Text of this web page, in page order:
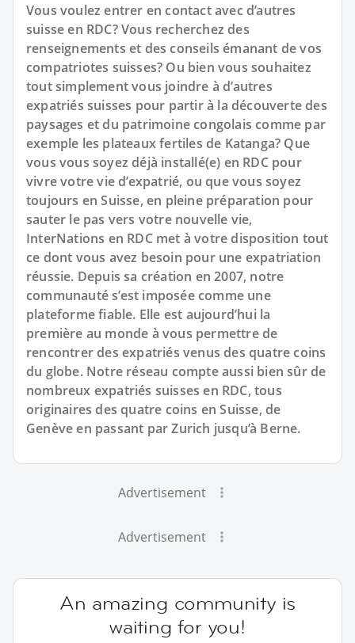
Vous voulez entrer en contact avec d’autres
suisse en RDC? Vous recherchez des
renseignements et des conseils émanant de vos
compatriotes suisses? Ou bien vous souhaitez
tout simplement vous joindre à d’autres
expatriés suisses pour partir à la découverte des
paysages et du patrimoine congolais comme par
exemple les plateaux fertiles de Katanga? Que
vous vous soyez déjà installé(e) en RDC pour
vivre votre vie d’expatrié, ou que vous soyez
toujours en Suisse, en pleine préparation pour
sauter le pas vers votre nouvelle vie,
InterNations en RDC met à votre disposition tout
ce dont vous avez besoin pour une expatriation
réussie. Depuis sa création en 2007, notre
communauté s’est imposée comme une
plateforme fiable. Elle est aujourd’hui la
première au monde à vous permettre de
rencontrer des expatriés venus des quatre coins
du globe. Notre réseau compte aussi bien sûr de
nombreux expatriés suisses en RDC, tous
originaires des quatre coins en Suisse, de
Genève en passant par Zurich jusqu’à Berne.
Advertisement
Advertisement
An amazing community is
waiting for you!